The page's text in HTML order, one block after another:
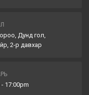
Дунд гол,
2-р давхар
17:00pm